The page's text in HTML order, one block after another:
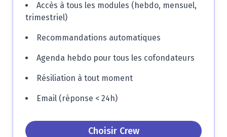
Accès à tous les modules (hebdo, mensuel,
trimestriel)
Recommandations automatiques
Agenda hebdo pour tous les cofondateurs
Résiliation à tout moment
Email (réponse < 24h)
Choisir Crew